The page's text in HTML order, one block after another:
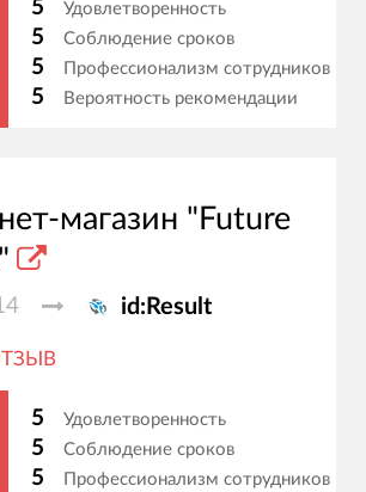
5 Удовлетворенность
5 Соблюдение сроков
5 Профессионализм сотрудников
5 Вероятность рекомендации
магазин "Future
id:Result
5 Удовлетворенность
5 Соблюдение сроков
5 Профессионализм сотрудников